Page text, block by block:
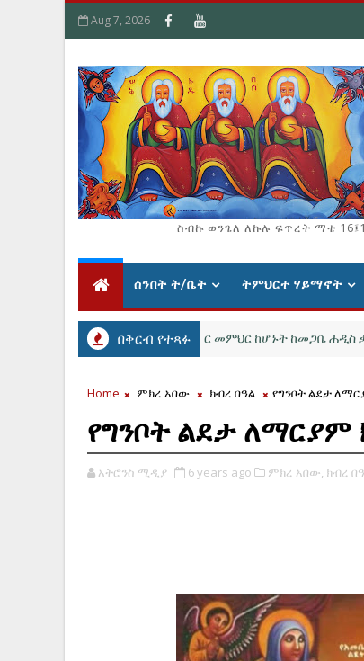
Aug 7, 2026
ስብኩ ወንጌለ ለኩሉ ፍጥረት ማቴ
ሰንበት ት/ቤት ትምህርተ ሃይማኖት
በቅርብ የተጻፉ
እና የሊቃውንት ትርጓሜ ምስክር መምህር ከሆኑት ከመጋቤ ሐዲስ
Home ምክረ አበው ክብረ በዓል የግንቦት ልደታ
የግንቦት ልደታ ለማርያም
አትሮንስ ሚዲያ 6 years ago ምክረ አበው, ክብረ